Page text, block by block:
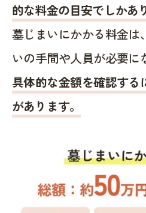
的な料金の目安でしかあ
墓じまいにかかる料金は
いの手間や人員が必要に
具体的な金額を確認する
があります。